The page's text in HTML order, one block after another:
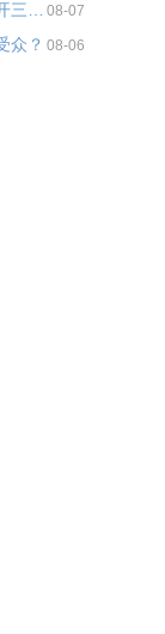
08-07
众？ 08-06